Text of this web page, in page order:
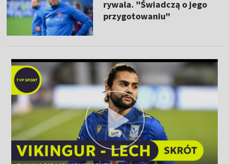
rywala. "Świadczą o jego
przygotowaniu"